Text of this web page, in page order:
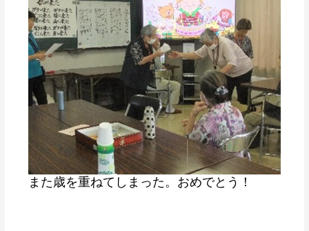
また歳を重ねてしまった。おめでとう！